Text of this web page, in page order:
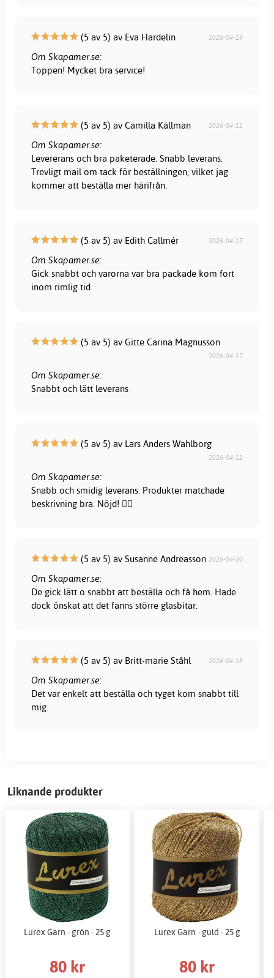
(5 av 5) av Eva Hardelin 2026-04-19
Om Skapamer.se:
Toppen! Mycket bra service!
(5 av 5) av Camilla Källman 2026-04-11
Om Skapamer.se:
Levererans och bra paketerade. Snabb leverans.
Trevligt mail om tack för beställningen, vilket jag
kommer att beställa mer härifrån.
(5 av 5) av Edith Callmér 2026-04-17
Om Skapamer.se:
Gick snabbt och varorna var bra packade kom fort
inom rimlig tid
(5 av 5) av Gitte Carina Magnusson
2026-04-17
Om Skapamer.se:
Snabbt och lätt leverans
(5 av 5) av Lars Anders Wahlborg
2026-04-11
Om Skapamer.se:
Snabb och smidig leverans. Produkter matchade
beskrivning bra. Nöjd! 👍🏻
(5 av 5) av Susanne Andreasson 2026-04-20
Om Skapamer.se:
De gick lätt o snabbt att beställa och få hem. Hade
dock önskat att det fanns större glasbitar.
(5 av 5) av Britt-marie Ståhl 2026-04-18
Om Skapamer.se:
Det var enkelt att beställa och tyget kom snabbt till
mig.
Liknande produkter
Lurex Garn - grön - 25 g
80 kr
Lurex Garn - guld - 25 g
80 kr